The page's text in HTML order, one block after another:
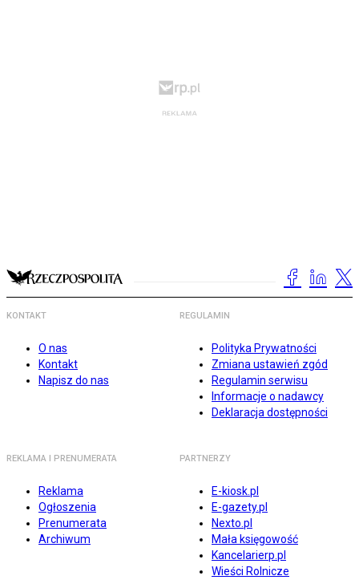
KONTAKT
O nas
Kontakt
Napisz do nas
REGULAMIN
Polityka Prywatności
Zmiana ustawień zgód
Regulamin serwisu
Informacje o nadawcy
Deklaracja dostępności
REKLAMA I PRENUMERATA
Reklama
Ogłoszenia
Prenumerata
Archiwum
PARTNERZY
E-kiosk.pl
E-gazety.pl
Nexto.pl
Mała księgowość
Kancelarierp.pl
Wieści Rolnicze